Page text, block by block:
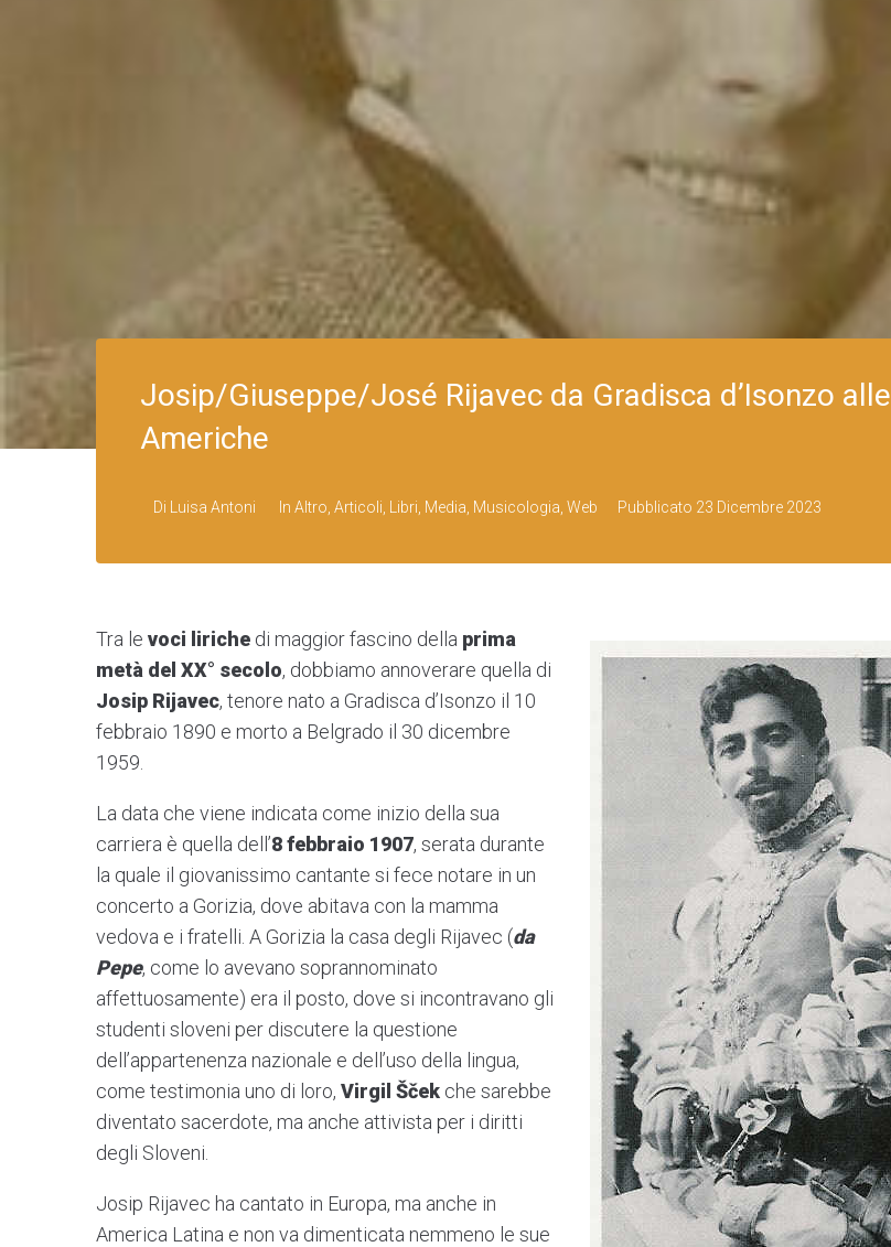
Josip/Giuseppe/José Rijavec da Gradisca d’Isonzo alle
Americhe
Di Luisa Antoni In Altro Articoli Libri Media Musicologia Web Pubblicato 23 Dicembre 2023
Tra le voci liriche di maggior fascino della prima
metà del XX° secolo, dobbiamo annoverare quella di
Josip Rijavec, tenore nato a Gradisca d’Isonzo il 10
febbraio 1890 e morto a Belgrado il 30 dicembre
1959.
La data che viene indicata come inizio della sua
carriera è quella dell’8 febbraio 1907, serata durante
la quale il giovanissimo cantante si fece notare in un
concerto a Gorizia, dove abitava con la mamma
vedova e i fratelli. A Gorizia la casa degli Rijavec (da
Pepe, come lo avevano soprannominato
affettuosamente) era il posto, dove si incontravano gli
studenti sloveni per discutere la questione
dell’appartenenza nazionale e dell’uso della lingua,
come testimonia uno di loro, Virgil Šček che sarebbe
diventato sacerdote, ma anche attivista per i diritti
degli Sloveni.
Josip Rijavec ha cantato in Europa, ma anche in
America Latina e non va dimenticata nemmeno le sue